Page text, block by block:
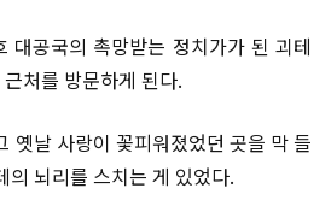
대공국의 촉망받는 정치가가 된 괴테
처를 방문하게 된다.
옛날 사랑이 꽃피워졌었던 곳을 막 들
의 뇌리를 스치는 게 있었다.